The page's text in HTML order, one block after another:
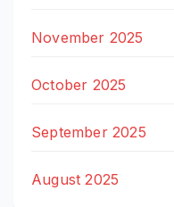
November 2025
October 2025
September 2025
August 2025